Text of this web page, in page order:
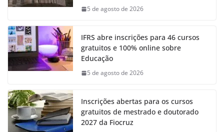
5 de agosto de 2026
IFRS abre inscrições para 46 cursos
gratuitos e 100% online sobre
Educação
5 de agosto de 2026
Inscrições abertas para os cursos
gratuitos de mestrado e doutorado
2027 da Fiocruz